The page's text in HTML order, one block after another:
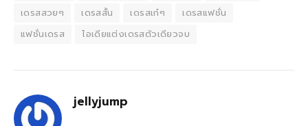
เดรสสวยๆ
เดรสสั้น เดรสเก๋ๆ
เดรสแฟชั่น
แฟชั่นเดรส
ไอเดียแต่งเดรสตัวเดียวจบ
jellyjump